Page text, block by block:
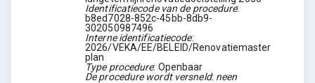
Identificatiecode van de procedure:
b8ed7028-852c-45bb-8db9-
302050987496
Interne identificatiecode:
2026/VEKA/EE/BELEID/Renovatiemaster
plan
Type procedure: Openbaar
De procedure wordt versneld: neen